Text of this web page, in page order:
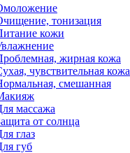
тонизация
кожи
жирная кожа
чувствительная кожа
смешанная
массажа
от солнца
глаз
губ